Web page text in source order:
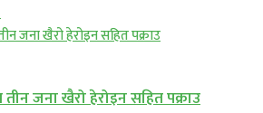
जना खैरो हेरोइन सहित पक्राउ